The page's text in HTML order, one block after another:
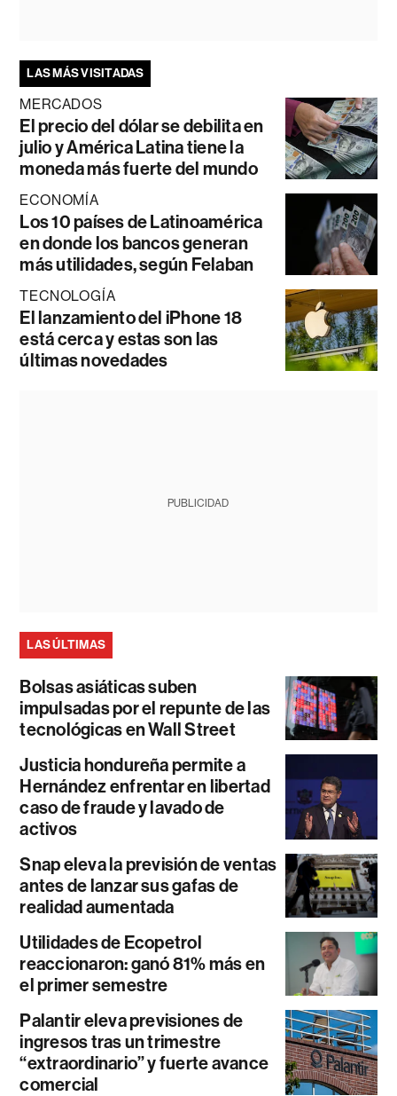
LAS MÁS VISITADAS
MERCADOS
El precio del dólar se debilita en
julio y América Latina tiene la
moneda más fuerte del mundo
ECONOMÍA
Los 10 países de Latinoamérica
en donde los bancos generan
más utilidades, según Felaban
TECNOLOGÍA
El lanzamiento del iPhone 18
está cerca y estas son las
últimas novedades
PUBLICIDAD
LAS ÚLTIMAS
Bolsas asiáticas suben
impulsadas por el repunte de las
tecnológicas en Wall Street
Justicia hondureña permite a
Hernández enfrentar en libertad
caso de fraude y lavado de
activos
Snap eleva la previsión de ventas
antes de lanzar sus gafas de
realidad aumentada
Utilidades de Ecopetrol
reaccionaron: ganó 81% más en
el primer semestre
Palantir eleva previsiones de
ingresos tras un trimestre
“extraordinario” y fuerte avance
comercial